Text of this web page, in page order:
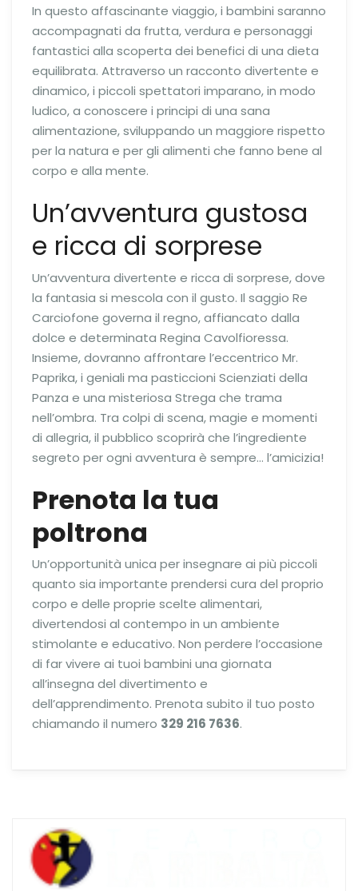
In questo affascinante viaggio, i bambini saranno
accompagnati da frutta, verdura e personaggi
fantastici alla scoperta dei benefici di una dieta
equilibrata. Attraverso un racconto divertente e
dinamico, i piccoli spettatori imparano, in modo
ludico, a conoscere i principi di una sana
alimentazione, sviluppando un maggiore rispetto
per la natura e per gli alimenti che fanno bene al
corpo e alla mente.
Un’avventura gustosa
e ricca di sorprese
Un’avventura divertente e ricca di sorprese, dove
la fantasia si mescola con il gusto. Il saggio Re
Carciofone governa il regno, affiancato dalla
dolce e determinata Regina Cavolfioressa.
Insieme, dovranno affrontare l’eccentrico Mr.
Paprika, i geniali ma pasticcioni Scienziati della
Panza e una misteriosa Strega che trama
nell’ombra. Tra colpi di scena, magie e momenti
di allegria, il pubblico scoprirà che l’ingrediente
segreto per ogni avventura è sempre… l’amicizia!
Prenota la tua
poltrona
Un’opportunità unica per insegnare ai più piccoli
quanto sia importante prendersi cura del proprio
corpo e delle proprie scelte alimentari,
divertendosi al contempo in un ambiente
stimolante e educativo. Non perdere l’occasione
di far vivere ai tuoi bambini una giornata
all’insegna del divertimento e
dell’apprendimento. Prenota subito il tuo posto
chiamando il numero 329 216 7636.